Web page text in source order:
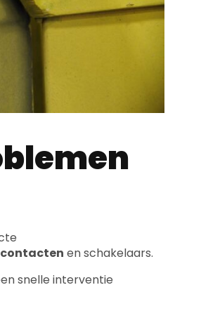
en schakelaars.
snelle interventie